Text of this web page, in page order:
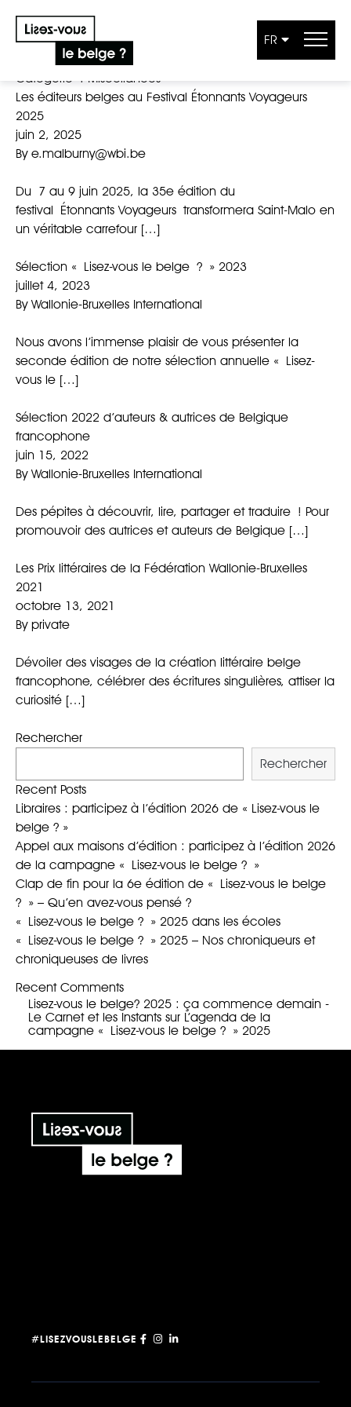
Aller au contenu
FR
Catégorie : Miscellanées
Les éditeurs belges au Festival Étonnants Voyageurs
2025
juin 2, 2025
By e.malburny@wbi.be
Du 7 au 9 juin 2025, la 35e édition du
festival Étonnants Voyageurs transformera Saint-Malo en
un véritable carrefour […]
Sélection « Lisez-vous le belge ? » 2023
juillet 4, 2023
By Wallonie-Bruxelles International
Nous avons l’immense plaisir de vous présenter la
seconde édition de notre sélection annuelle « Lisez-
vous le […]
Sélection 2022 d’auteurs & autrices de Belgique
francophone
juin 15, 2022
By Wallonie-Bruxelles International
Des pépites à découvrir, lire, partager et traduire ! Pour
promouvoir des autrices et auteurs de Belgique […]
Les Prix littéraires de la Fédération Wallonie-Bruxelles
2021
octobre 13, 2021
By private
Dévoiler des visages de la création littéraire belge
francophone, célébrer des écritures singulières, attiser la
curiosité […]
Rechercher
Rechercher
Recent Posts
Libraires : participez à l’édition 2026 de « Lisez-vous le
belge ? »
Appel aux maisons d’édition : participez à l’édition 2026
de la campagne « Lisez-vous le belge ? »
Clap de fin pour la 6e édition de « Lisez-vous le belge
? » – Qu’en avez-vous pensé ?
« Lisez-vous le belge ? » 2025 dans les écoles
« Lisez-vous le belge ? » 2025 – Nos chroniqueurs et
chroniqueuses de livres
Recent Comments
Lisez-vous le belge? 2025 : ça commence demain -
Le Carnet et les Instants sur L’agenda de la
campagne « Lisez-vous le belge ? » 2025
#LISEZVOUSLEBELGE